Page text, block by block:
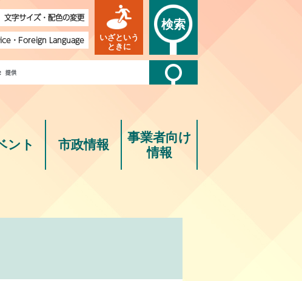
文字サイズ・配色の変更
・ Foreign Language
いざという
ときに
検索
ント 市政情報
事業者向け
情報